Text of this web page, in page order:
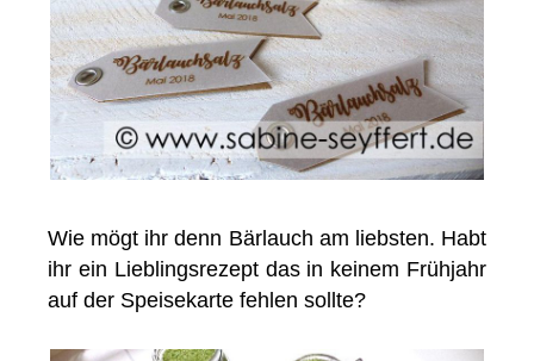
Wie mögt ihr denn Bärlauch am liebsten. Habt
ihr ein Lieblingsrezept das in keinem Frühjahr
auf der Speisekarte fehlen sollte?